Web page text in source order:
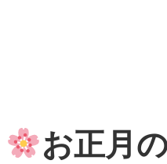
お正月